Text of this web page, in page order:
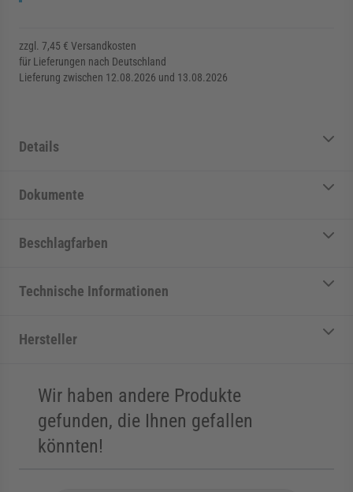
zzgl. 7,45 € Versandkosten
für Lieferungen nach Deutschland
Lieferung zwischen 12.08.2026 und 13.08.2026
Details
Dokumente
Beschlagfarben
Technische Informationen
Hersteller
Wir haben andere Produkte
gefunden, die Ihnen gefallen
könnten!